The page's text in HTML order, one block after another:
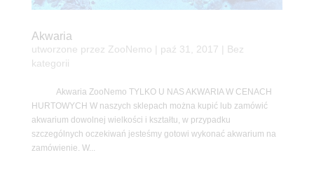
Akwaria
utworzone przez ZooNemo paź 31, 2017 | Bez
kategorii
Akwaria ZooNemo TYLKO U NAS AKWARIA W CENACH
HURTOWYCH W naszych sklepach można kupić lub zamówić
akwarium dowolnej wielkości i kształtu, w przypadku
szczególnych oczekiwań jesteśmy gotowi wykonać akwarium na
zamówienie. W...